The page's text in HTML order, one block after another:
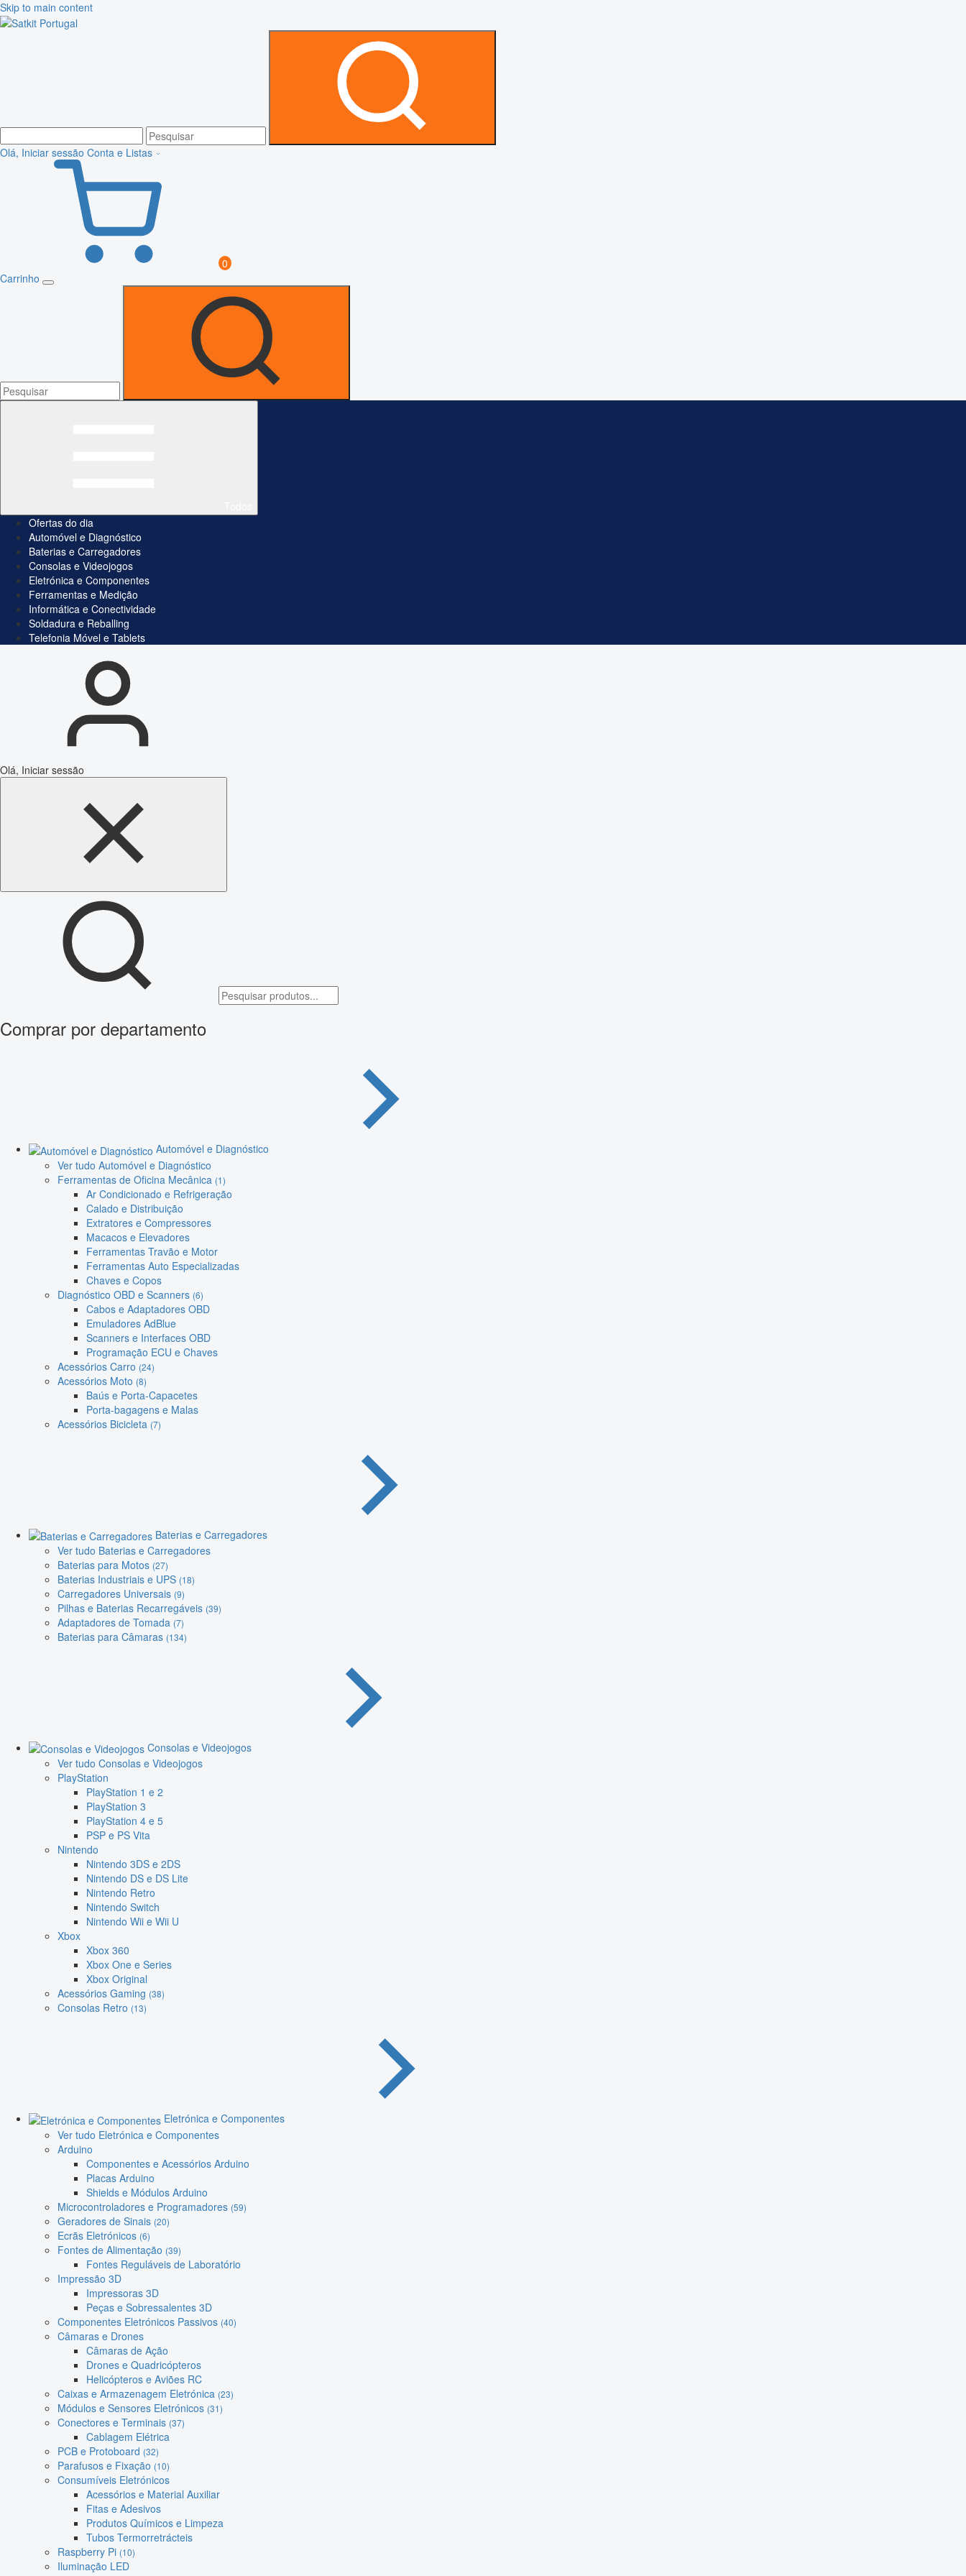
Skip to main content
Olá, Iniciar sessão Conta e Listas
0
Carrinho
Ofertas do dia
Automóvel e Diagnóstico
Baterias e Carregadores
Consolas e Videojogos
Eletrónica e Componentes
Ferramentas e Medição
Informática e Conectividade
Soldadura e Reballing
Telefonia Móvel e Tablets
Olá, Iniciar sessão
Comprar por departamento
Automóvel e Diagnóstico
Ver tudo Automóvel e Diagnóstico
Ferramentas de Oficina Mecânica (1)
Ar Condicionado e Refrigeração
Calado e Distribuição
Extratores e Compressores
Macacos e Elevadores
Ferramentas Travão e Motor
Ferramentas Auto Especializadas
Chaves e Copos
Diagnóstico OBD e Scanners (6)
Cabos e Adaptadores OBD
Emuladores AdBlue
Scanners e Interfaces OBD
Programação ECU e Chaves
Acessórios Carro (24)
Acessórios Moto (8)
Baús e Porta-Capacetes
Porta-bagagens e Malas
Acessórios Bicicleta (7)
Baterias e Carregadores
Ver tudo Baterias e Carregadores
Baterias para Motos (27)
Baterias Industriais e UPS (18)
Carregadores Universais (9)
Pilhas e Baterias Recarregáveis (39)
Adaptadores de Tomada (7)
Baterias para Câmaras (134)
Consolas e Videojogos
Ver tudo Consolas e Videojogos
PlayStation
PlayStation 1 e 2
PlayStation 3
PlayStation 4 e 5
PSP e PS Vita
Nintendo
Nintendo 3DS e 2DS
Nintendo DS e DS Lite
Nintendo Retro
Nintendo Switch
Nintendo Wii e Wii U
Xbox
Xbox 360
Xbox One e Series
Xbox Original
Acessórios Gaming (38)
Consolas Retro (13)
Eletrónica e Componentes
Ver tudo Eletrónica e Componentes
Arduino
Componentes e Acessórios Arduino
Placas Arduino
Shields e Módulos Arduino
Microcontroladores e Programadores (59)
Geradores de Sinais (20)
Ecrãs Eletrónicos (6)
Fontes de Alimentação (39)
Fontes Reguláveis de Laboratório
Impressão 3D
Impressoras 3D
Peças e Sobressalentes 3D
Componentes Eletrónicos Passivos (40)
Câmaras e Drones
Câmaras de Ação
Drones e Quadricópteros
Helicópteros e Aviões RC
Caixas e Armazenagem Eletrónica (23)
Módulos e Sensores Eletrónicos (31)
Conectores e Terminais (37)
Cablagem Elétrica
PCB e Protoboard (32)
Parafusos e Fixação (10)
Consumíveis Eletrónicos
Acessórios e Material Auxiliar
Fitas e Adesivos
Produtos Químicos e Limpeza
Tubos Termorretrácteis
Raspberry Pi (10)
Iluminação LED